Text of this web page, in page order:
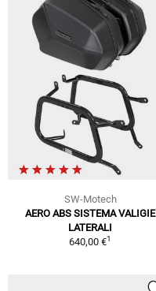
SW-Motech
AERO ABS SISTEMA VALIGIE
LATERALI
640,00 €1